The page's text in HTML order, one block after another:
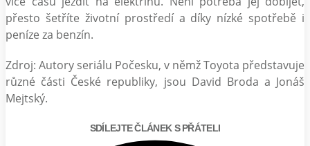
přesto šetříte životní prostředí a díky nízké spotřebě i
peníze za benzín.
Zdroj: Autory seriálu Počesku, v němž Toyota představuje
různé části České republiky, jsou David Broda a Jonáš
Mejtský.
SDÍLEJTE ČLÁNEK S PŘÁTELI